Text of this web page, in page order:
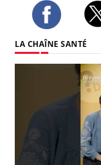
LA CHAÎNE SANTÉ